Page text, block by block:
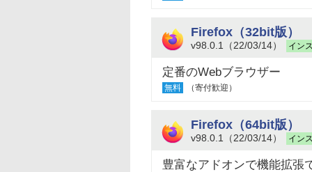
Firefox（32bit版）
v98.0.1（22/03/14） イン
定番のWebブラウザー
無料 （寄付歓迎）
Firefox（64bit版）
v98.0.1（22/03/14） イン
豊富なアドオンで機能拡張